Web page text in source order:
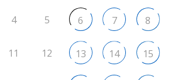
4 5 6 7 8
11 12 13 14 15